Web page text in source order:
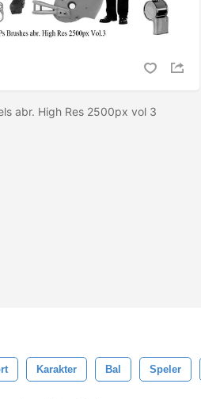
abr. High Res 2500px vol 3
Karakter Bal Speler